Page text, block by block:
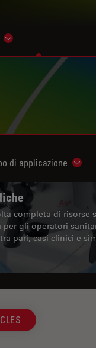
Show subnavigation
di applicazione
completa di risorse
per gli operatori
pari, casi clinici e